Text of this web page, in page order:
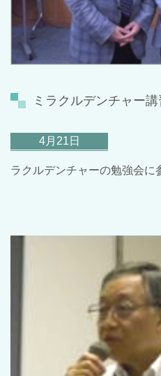
ミラクルデンチャー講
4月21日
ラクルデンチャーの勉強会に